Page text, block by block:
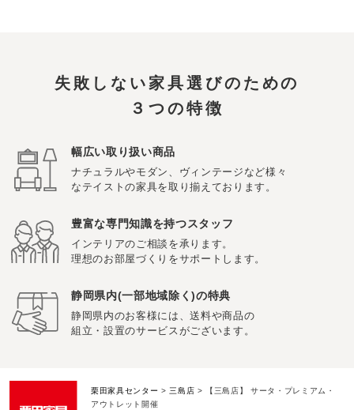
失敗しない家具選びのための
３つの特徴
幅広い取り扱い商品
ナチュラルやモダン、ヴィンテージなど様々
なテイストの家具を取り揃えております。
豊富な専門知識を持つスタッフ
インテリアのご相談を承ります。
理想のお部屋づくりをサポートします。
静岡県内(一部地域除く)の特典
静岡県内のお客様には、送料や商品の
組立・設置のサービスがございます。
栗田家具センター > 三島店 >
【三島店】 サータ・プレミアム・
アウトレット開催